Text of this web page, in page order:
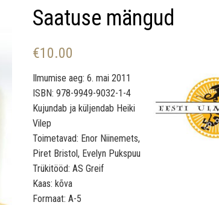
Saatuse mängud
€10.00
Ilmumise aeg: 6. mai 2011
ISBN: 978-9949-9032-1-4
Kujundab ja küljendab Heiki
Vilep
Toimetavad: Enor Niinemets,
Piret Bristol, Evelyn Pukspuu
Trükitööd: AS Greif
Kaas: kõva
Formaat: A-5